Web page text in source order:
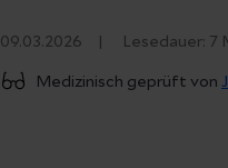
09.03.2026 Lesedauer: 7
Medizinisch geprüft von